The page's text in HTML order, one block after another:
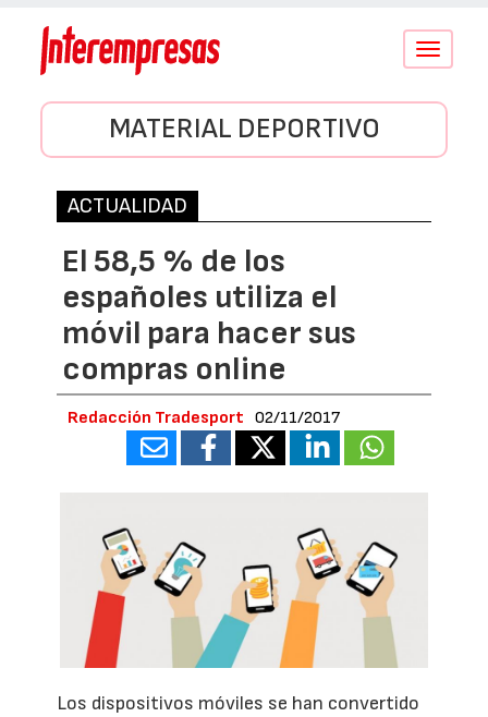
Conmutar
MATERIAL DEPORTIVO
ACTUALIDAD
El 58,5 % de los
españoles utiliza el
móvil para hacer sus
compras online
Redacción Tradesport 02/11/2017
Los dispositivos móviles se han convertido